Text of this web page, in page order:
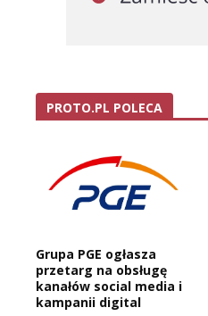
PROTO.PL POLECA
Grupa PGE ogłasza
przetarg na obsługę
kanałów social media i
kampanii digital